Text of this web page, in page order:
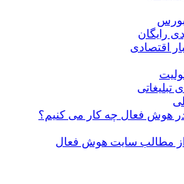
بورس
رایگان
اقتصادی
تبلیغاتی
هوش فعال چه کار می کنیم؟
از مطالب سایت هوش فعال